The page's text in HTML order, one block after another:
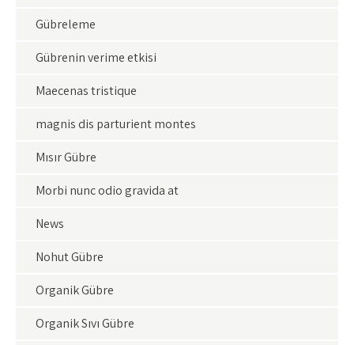
Gübreleme
Gübrenin verime etkisi
Maecenas tristique
magnis dis parturient montes
Mısır Gübre
Morbi nunc odio gravida at
News
Nohut Gübre
Organik Gübre
Organik Sıvı Gübre